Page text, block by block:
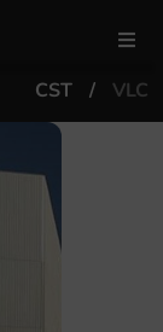
CST VLC